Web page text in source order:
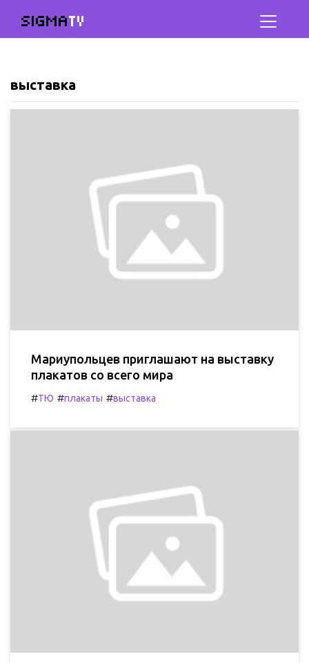
SIGMATV
выставка
Мариупольцев приглашают на выставку
плакатов со всего мира
#ТЮ #плакаты #выставка